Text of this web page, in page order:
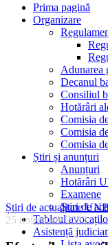
Prima pagină
Organizare
Adunarea
Decanul
Consiliul
Hotărâri
Comisia
Comisia
Comisia
Știri și anunțuri
Anunțuri
Hotărâri
Examene
Știri de
Tabloul
Asistență
Știri de actualitate
25 noiembrie 2023